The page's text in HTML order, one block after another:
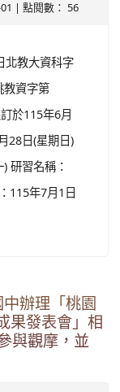
| 點閱數： 56
北教大資科字
教資字第
於115年6月
28日(星期日)
研習名稱：
115年7月1日
辦理「桃園
果發表會」相
與觀摩，並